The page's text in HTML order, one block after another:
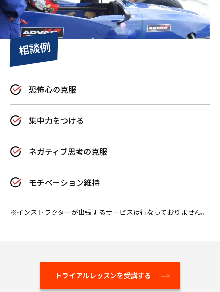
相談例
恐怖心の克服
集中力をつける
ネガティブ思考の克服
モチベーション維持
​※インストラクターが出張するサービスは行なっておりません。
トライアルレッスンを受講する